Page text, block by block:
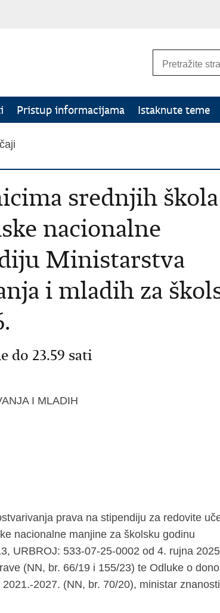
Pristup informacijama Istaknute teme
srednjih škola
nacionalne
Ministarstva
i mladih za
do 23.59 sati
I MLADIH
prava na stipendiju za redovite
nacionalne manjine za školsku godinu
URBROJ: 533-07-25-0002 od 4. rujna
(NN, br. 66/19 i 155/23) te Odluke o
2027. (NN, br. 70/20), ministar